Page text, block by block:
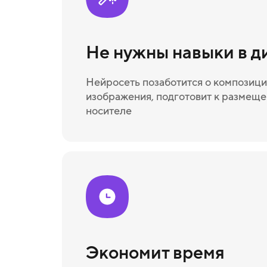
Не нужны навыки в
Нейросеть позаботится о
изображения, подготовит к
носителе
Экономит время